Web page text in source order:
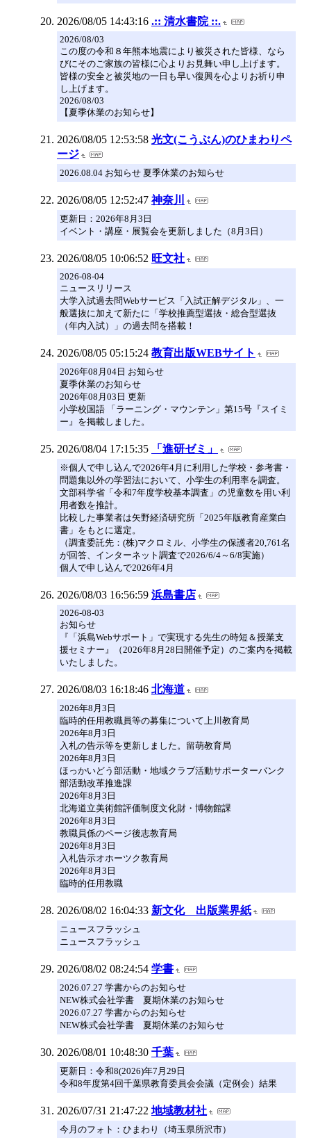
2026/08/05 14:43:16 .:: 清水書院 ::.
2026/08/03
この度の令和８年熊本地震により被災された皆様、なら
びにそのご家族の皆様に心よりお見舞い申し上げます。
皆様の安全と被災地の一日も早い復興を心よりお祈り申
し上げます。
2026/08/03
【夏季休業のお知らせ】
2026/08/05 12:53:58 光文(こうぶん)のひまわりペ
ージ
2026.08.04 お知らせ 夏季休業のお知らせ
2026/08/05 12:52:47 神奈川
更新日：2026年8月3日
イベント・講座・展覧会を更新しました（8月3日）
2026/08/05 10:06:52 旺文社
2026-08-04
ニュースリリース
大学入試過去問Webサービス「入試正解デジタル」、一
般選抜に加えて新たに「学校推薦型選抜・総合型選抜
（年内入試）」の過去問を搭載！
2026/08/05 05:15:24 教育出版WEBサイト
2026年08月04日 お知らせ
夏季休業のお知らせ
2026年08月03日 更新
小学校国語 「ラーニング・マウンテン」第15号『スイミ
ー』を掲載しました。
2026/08/04 17:15:35 「進研ゼミ」
※個人で申し込んで2026年4月に利用した学校・参考書・
問題集以外の学習法において、小学生の利用率を調査。
文部科学省「令和7年度学校基本調査」の児童数を用い利
用者数を推計。
比較した事業者は矢野経済研究所「2025年版教育産業白
書」をもとに選定。
（調査委託先：(株)マクロミル、小学生の保護者20,761名
が回答、インターネット調査で2026/6/4～6/8実施）
個人で申し込んで2026年4月
2026/08/03 16:56:59 浜島書店
2026-08-03
お知らせ
『「浜島Webサポート」で実現する先生の時短＆授業支
援セミナー』（2026年8月28日開催予定）のご案内を掲載
いたしました。
2026/08/03 16:18:46 北海道
2026年8月3日
臨時的任用教職員等の募集について上川教育局
2026年8月3日
入札の告示等を更新しました。留萌教育局
2026年8月3日
ほっかいどう部活動・地域クラブ活動サポーターバンク
部活動改革推進課
2026年8月3日
北海道立美術館評価制度文化財・博物館課
2026年8月3日
教職員係のページ後志教育局
2026年8月3日
入札告示オホーツク教育局
2026年8月3日
臨時的任用教職
2026/08/02 16:04:33 新文化 出版業界紙
ニュースフラッシュ
ニュースフラッシュ
2026/08/02 08:24:54 学書
2026.07.27 学書からのお知らせ
NEW株式会社学書 夏期休業のお知らせ
2026.07.27 学書からのお知らせ
NEW株式会社学書 夏期休業のお知らせ
2026/08/01 10:48:30 千葉
更新日：令和8(2026)年7月29日
令和8年度第4回千葉県教育委員会会議（定例会）結果
2026/07/31 21:47:22 地域教材社
今月のフォト：ひまわり（埼玉県所沢市）